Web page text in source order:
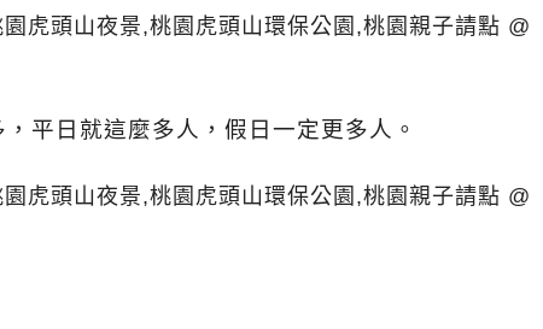
平日就這麼多人，假日一定更多人。